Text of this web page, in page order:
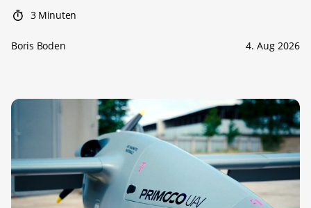
3 Minuten
Boris Boden 4. Aug 2026